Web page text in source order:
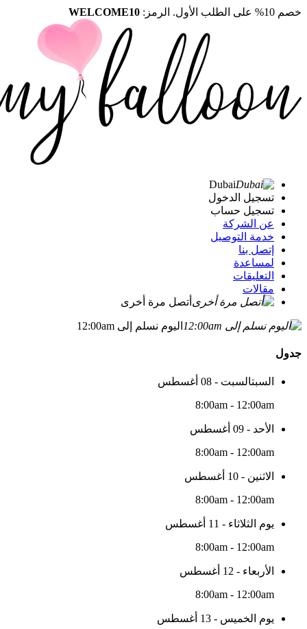
خصم 10% على الطلب الأول. الرمز: WELCOME10
Dubai
تسجيل الدخول
تسجيل حساب
عن الشركة
خدمة التوصيل
إتصل بنا
لمساعدة
التعليقات
مقالات
أتصل مرة أخرى
اليوم نسلم إلى 12:00am
جدول
السبتالسبت - 08 أغسطس
8:00am - 12:00am
الأحد - 09 أغسطس
8:00am - 12:00am
الاثنين - 10 أغسطس
8:00am - 12:00am
يوم الثلاثاء - 11 أغسطس
8:00am - 12:00am
الأربعاء - 12 أغسطس
8:00am - 12:00am
يوم الخميس - 13 أغسطس